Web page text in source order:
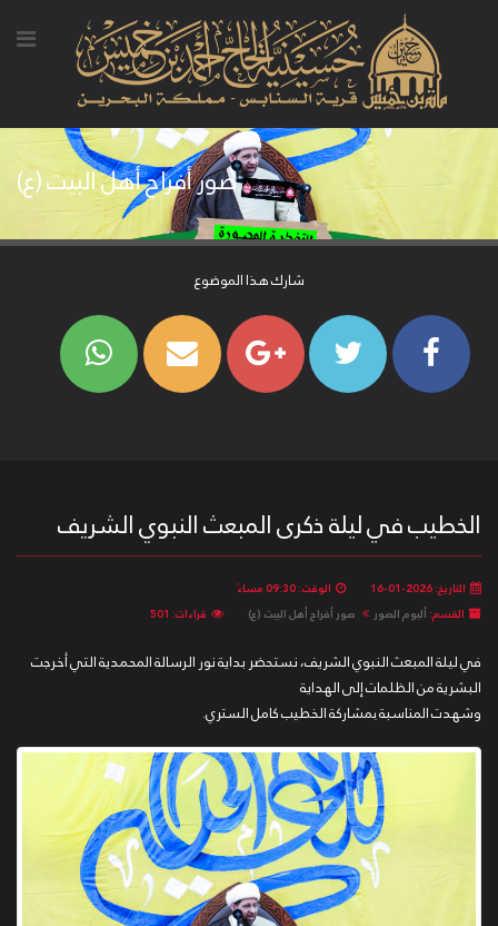
صور أفراح أهل البيت (ع)
شارك هذا الموضوع
الخطيب في ليلة ذكرى المبعث النبوي الشريف
التاريخ: 2026-01-16
الوقت: 09:30 مساءً
القسم: ألبوم الصور صور أفراح أهل البيت (ع) قراءات: 501
في ليلة المبعث النبوي الشريف، نستحضر بداية نور الرسالة المحمدية التي أخرجت
البشرية من الظلمات إلى الهداية
وشهدت المناسبة بمشاركة الخطيب كامل الستري.